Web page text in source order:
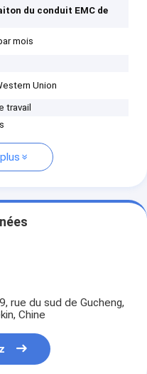
du conduit EMC de
mois
Union
travail
rue du sud de Gucheng,
Chine